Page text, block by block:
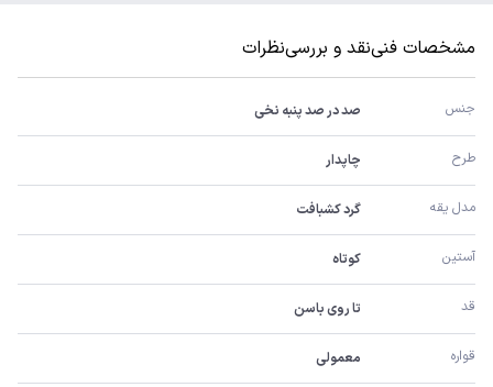
مشخصات فنینقد و بررسینظرات
جنس صد در صد پنبه نخی
طرح چاپدار
مدل یقه گرد کشبافت
آستین کوتاه
قد تا روی باسن
قواره معمولی